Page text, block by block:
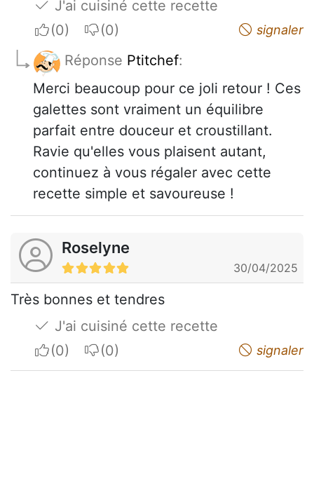
J'ai cuisiné cette recette
I apreciateI do not appreciate signaler
Réponse Ptitchef:
Merci beaucoup pour ce joli retour ! Ces
galettes sont vraiment un équilibre
parfait entre douceur et croustillant.
Ravie qu'elles vous plaisent autant,
continuez à vous régaler avec cette
recette simple et savoureuse !
Roselyne
30/04/2025
Très bonnes et tendres
J'ai cuisiné cette recette
I apreciateI do not appreciate signaler